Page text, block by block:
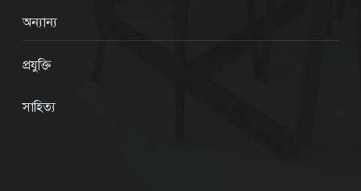
অন্যান্য
প্রযুক্তি
সাহিত্য